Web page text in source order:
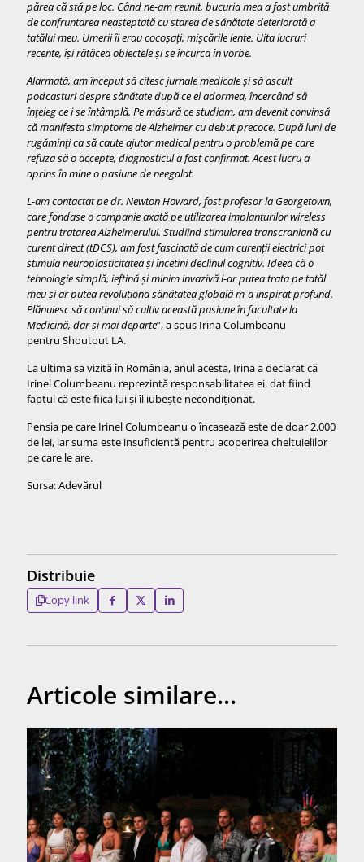
părea că stă pe loc. Când ne-am reunit, bucuria mea a fost umbrită
de confruntarea neașteptată cu starea de sănătate deteriorată a
tatălui meu. Umerii îi erau cocoșați, mișcările lente. Uita lucruri
recente, își rătăcea obiectele și se încurca în vorbe.
Alarmată, am început să citesc jurnale medicale și să ascult
podcasturi despre sănătate după ce el adormea, încercând să
înțeleg ce i se întâmplă. Pe măsură ce studiam, am devenit convinsă
că manifesta simptome de Alzheimer cu debut precoce. După luni de
rugăminți ca să caute ajutor medical pentru o problemă pe care
refuza să o accepte, diagnosticul a fost confirmat. Acest lucru a
aprins în mine o pasiune de neegalat.
L-am contactat pe dr. Newton Howard, fost profesor la Georgetown,
care fondase o companie axată pe utilizarea implanturilor wireless
pentru tratarea Alzheimerului. Studiind stimularea transcraniană cu
curent direct (tDCS), am fost fascinată de cum curenții electrici pot
stimula neuroplasticitatea și încetini declinul cognitiv. Ideea că o
tehnologie simplă, ieftină și minim invazivă l-ar putea trata pe tatăl
meu și ar putea revoluționa sănătatea globală m-a inspirat profund.
Plănuiesc să continui să cultiv această pasiune în facultate la
Medicină, dar și mai departe”, a spus Irina Columbeanu
pentru Shoutout LA.
La ultima sa vizită în România, anul acesta, Irina a declarat că
Irinel Columbeanu reprezintă responsabilitatea ei, dat fiind
faptul că este fiica lui și îl iubește necondiționat.
Pensia pe care Irinel Columbeanu o încasează este de doar 2.000
de lei, iar suma este insuficientă pentru acoperirea cheltuielilor
pe care le are.
Sursa: Adevărul
Distribuie
Copy link
Articole similare...